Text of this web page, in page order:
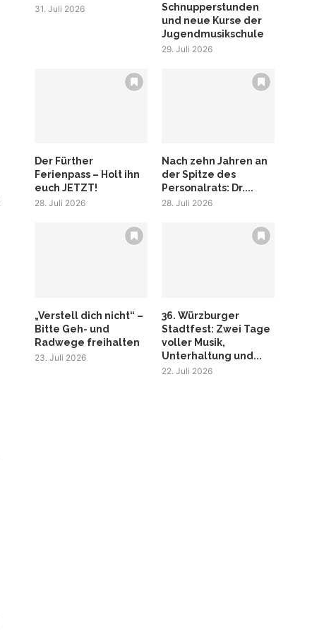
31. Juli 2026
Schnupperstunden
und neue Kurse der
Jugendmusikschule
29. Juli 2026
Der Fürther
Ferienpass – Holt ihn
euch JETZT!
28. Juli 2026
Nach zehn Jahren an
der Spitze des
Personalrats: Dr....
28. Juli 2026
„Verstell dich nicht“ –
Bitte Geh- und
Radwege freihalten
23. Juli 2026
36. Würzburger
Stadtfest: Zwei Tage
voller Musik,
Unterhaltung und...
22. Juli 2026